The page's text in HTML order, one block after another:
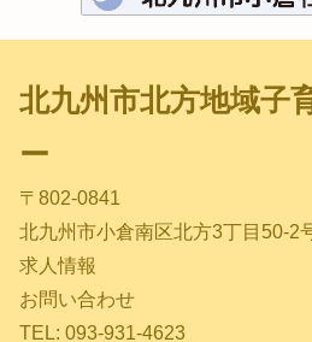
北九州市北方地域子
ー
〒802-0841
北九州市小倉南区北方3丁目50-2
求人情報
お問い合わせ
TEL: 093-931-4623